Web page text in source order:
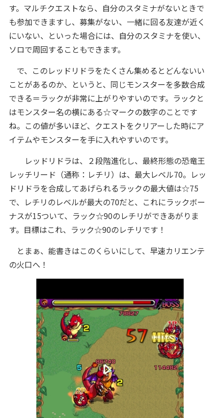
す。マルチクエストなら、自分のスタミナがないときで
も参加できますし、募集がない、一緒に回る友達が近く
にいない、といった場合には、自分のスタミナを使い、
ソロで周回することもできます。
で、このレッドリドラをたくさん集めるとどんないい
ことがあるのか、というと、同じモンスターを多数合成
できる＝ラックが非常に上がりやすいのです。ラックと
はモンスター名の横にある☆マークの数字のことです
ね。この値が多いほど、クエストをクリアーした時にア
イテムやモンスターを手に入れやすいのです。
レッドリドラは、２段階進化し、最終形態の恐竜王
レッチリード（通称：レチリ）は、最大レベル70。レッ
ドリドラを合成してあげられるラックの最大値は☆75
で、レチリのレベルが最大の70だと、これにラックボー
ナスが15ついて、ラック☆90のレチリができあがりま
す。目標はこれ、ラック☆90のレチリです！
とまぁ、能書きはこのくらいにして、早速カリエンテ
の火口へ！